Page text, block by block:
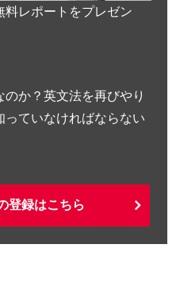
料レポートをプレゼン
のか？英文法を再びやり
っていなければならない
登録はこちら